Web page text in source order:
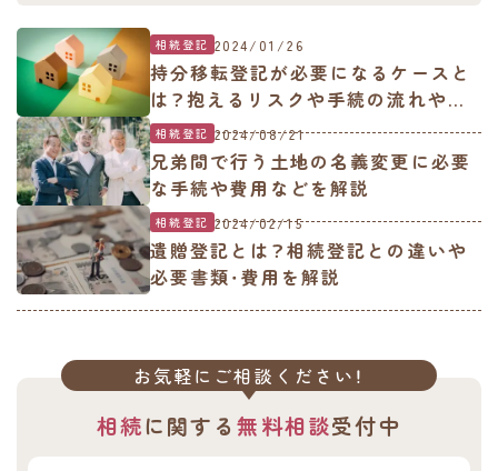
相続登記 2024/01/26
持分移転登記が必要になるケースと
は？抱えるリスクや手続の流れや費
用を解説
相続登記 2024/08/21
兄弟間で行う土地の名義変更に必要
な手続や費用などを解説
相続登記 2024/02/15
遺贈登記とは？相続登記との違いや
必要書類・費用を解説
お気軽にご相談ください！
相続に関する無料相談受付中